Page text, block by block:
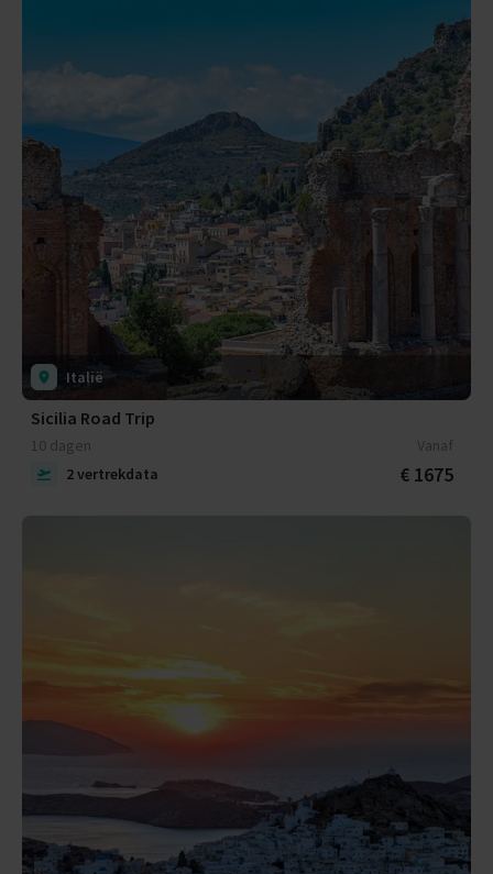
Italië
Sicilia Road Trip
10 dagen
Vanaf
2 vertrekdata
€ 1675